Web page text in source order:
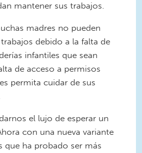
mantener sus trabajos.
madres no pueden
debido a la falta de
infantiles que sean
de acceso a permisos
permita cuidar de sus
el lujo de esperar un
con una nueva variante
que ha probado ser más